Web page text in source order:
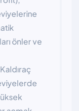
önler ve
Kaldıraç